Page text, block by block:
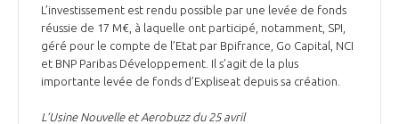
L’investissement est rendu possible par une levée de fonds
réussie de 17 M€, à laquelle ont participé, notamment, SPI,
géré pour le compte de l’Etat par Bpifrance, Go Capital, NCI
et BNP Paribas Développement. Il s’agit de la plus
importante levée de fonds d’Expliseat depuis sa création.
L’Usine Nouvelle et Aerobuzz du 25 avril